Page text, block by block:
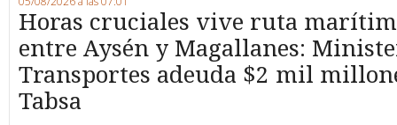
Horas cruciales vive ruta
entre Aysén y Magallanes:
Transportes adeuda $2 mil
Tabsa